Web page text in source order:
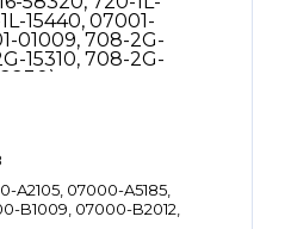
A2105, 07000-A5185,
B1009, 07000-B2012,